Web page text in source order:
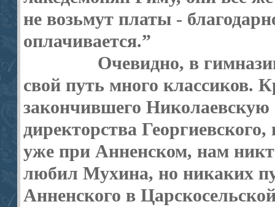
не возьмут платы -
оплачивается.”
Очевидно, в
свой путь много классиков.
закончившего
директорства
уже при Анненском, нам
любил Мухина, но никаких
Анненского в